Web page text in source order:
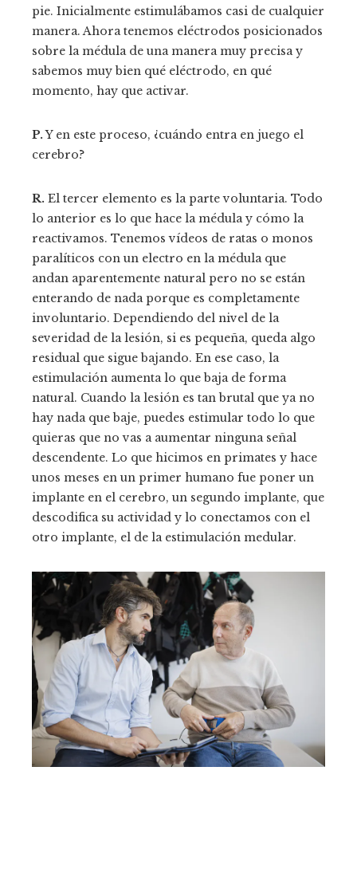
pie. Inicialmente estimulábamos casi de cualquier
manera. Ahora tenemos eléctrodos posicionados
sobre la médula de una manera muy precisa y
sabemos muy bien qué eléctrodo, en qué
momento, hay que activar.
P.Y en este proceso, ¿cuándo entra en juego el
cerebro?
R. El tercer elemento es la parte voluntaria. Todo
lo anterior es lo que hace la médula y cómo la
reactivamos. Tenemos vídeos de ratas o monos
paralíticos con un electro en la médula que
andan aparentemente natural pero no se están
enterando de nada porque es completamente
involuntario. Dependiendo del nivel de la
severidad de la lesión, si es pequeña, queda algo
residual que sigue bajando. En ese caso, la
estimulación aumenta lo que baja de forma
natural. Cuando la lesión es tan brutal que ya no
hay nada que baje, puedes estimular todo lo que
quieras que no vas a aumentar ninguna señal
descendente. Lo que hicimos en primates y hace
unos meses en un primer humano fue poner un
implante en el cerebro, un segundo implante, que
descodifica su actividad y lo conectamos con el
otro implante, el de la estimulación medular.